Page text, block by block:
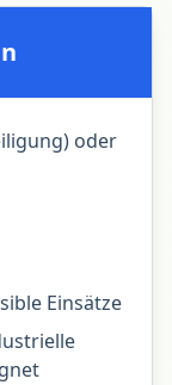
oder
Einsätze